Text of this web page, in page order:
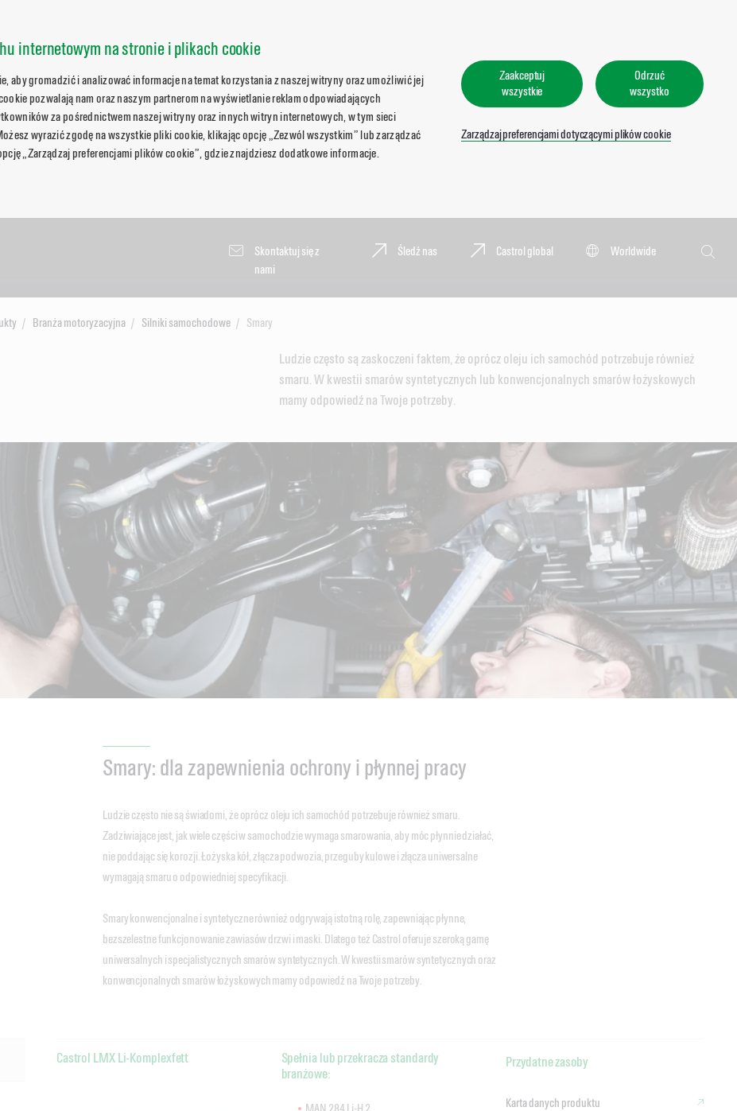
internetowym na stronie i plikach cookie
aby gromadzić i analizować informacje na temat korzystania z naszej witryny oraz umożliwić jej
pozwalają nam oraz naszym partnerom na wyświetlanie reklam odpowiadających
za pośrednictwem naszej witryny oraz innych witryn internetowych, w tym sieci
wyrazić zgodę na wszystkie pliki cookie, klikając opcję „Zezwól wszystkim” lub zarządzać
„Zarządzaj preferencjami plików cookie”, gdzie znajdziesz dodatkowe informacje.
Zaakceptuj
wszystkie
Odrzuć
wszystko
Zarządzaj preferencjami dotyczącymi plików cookie
Skontaktuj się z
nami
Śledź nas Castrol global
Worldwide
Wyszukaj
Branża motoryzacyjna Silniki samochodowe Smary
Ludzie często są zaskoczeni faktem, że oprócz oleju ich samochód potrzebuje również
smaru. W kwestii smarów syntetycznych lub konwencjonalnych smarów łożyskowych
mamy odpowiedź na Twoje potrzeby.
Smary: dla zapewnienia ochrony i płynnej pracy
Ludzie często nie są świadomi, że oprócz oleju ich samochód potrzebuje również smaru.
Zadziwiające jest, jak wiele części w samochodzie wymaga smarowania, aby móc płynnie działać,
nie poddając się korozji. Łożyska kół, złącza podwozia, przeguby kulowe i złącza uniwersalne
wymagają smaru o odpowiedniej specyfikacji.
Smary konwencjonalne i syntetyczne również odgrywają istotną rolę, zapewniając płynne,
bezszelestne funkcjonowanie zawiasów drzwi i maski. Dlatego też Castrol oferuje szeroką gamę
uniwersalnych i specjalistycznych smarów syntetycznych. W kwestii smarów syntetycznych oraz
konwencjonalnych smarów łożyskowych mamy odpowiedź na Twoje potrzeby.
Castrol LMX Li-Komplexfett
Spełnia lub przekracza standardy
branżowe:
MAN 284 Li-H 2
Przydatne zasoby
Karta danych produktu